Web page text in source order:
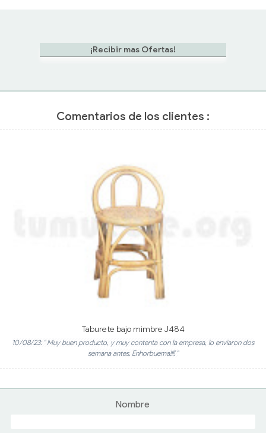
Comentarios de los clientes :
Taburete bajo mimbre J484
10/08/23: " Muy buen producto, y muy contenta con la empresa, lo enviaron dos
semana antes. Enhorbuema!!!! "
Nombre